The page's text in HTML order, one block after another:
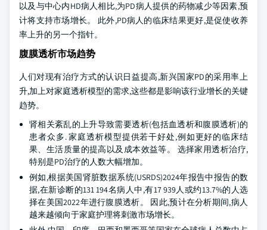
以及与中心内HD病人相比,为PD病人提供的药物减少等因素,预
计将支持市场增长。 此外,PD病人的临床结果更好,是促使收养
率上升的另一个指针。
腹膜透析市场趋势
人们对现有治疗方式的认识日益提高,新兴国家PD的采用率上
升,加上对家庭透析模型的需求,这些都是影响该行业增长的关键
趋势。
肾相关紊乱的上升导致需要透析(包括血透析和腹膜透析)的
患者众多. 家庭透析模型提供若干好处,例如更好的临床结
果、生活质量的提高以及成本效益等。 选择家用透析治疗,
特别是PD治疗的人数大幅增加。
例如,根据美国肾脏数据系统(USRDS)2024年报告中报告的数
据,在新诊断的131 194名病人中,有17 939人或约13.7%的人选
择在美国2022年进行腹膜透析。 因此,预计在分析期间,病人
越来越倾向于家庭护理将刺激市场增长。